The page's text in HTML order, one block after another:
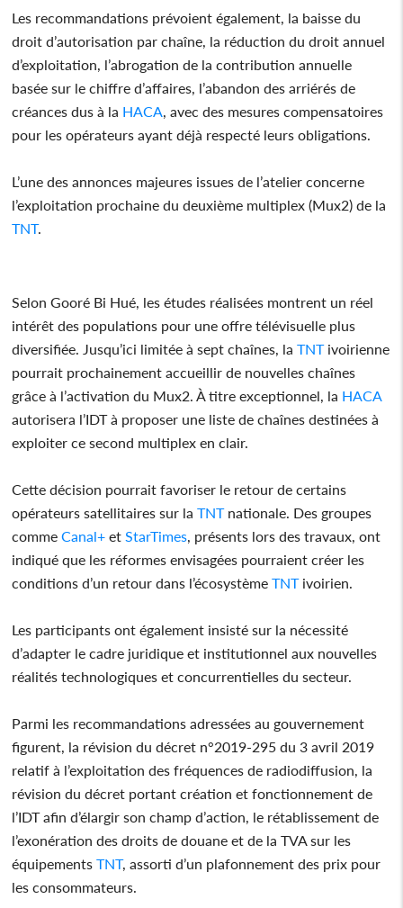
Les recommandations prévoient également, la baisse du
droit d’autorisation par chaîne, la réduction du droit annuel
d’exploitation, l’abrogation de la contribution annuelle
basée sur le chiffre d’affaires, l’abandon des arriérés de
créances dus à la HACA, avec des mesures compensatoires
pour les opérateurs ayant déjà respecté leurs obligations.
L’une des annonces majeures issues de l’atelier concerne
l’exploitation prochaine du deuxième multiplex (Mux2) de la
TNT.
Selon Gooré Bi Hué, les études réalisées montrent un réel
intérêt des populations pour une offre télévisuelle plus
diversifiée. Jusqu’ici limitée à sept chaînes, laTNTivoirienne
pourrait prochainement accueillir de nouvelles chaînes
grâce à l’activation du Mux2. À titre exceptionnel, la HACA
autorisera l’IDT à proposer une liste de chaînes destinées à
exploiter ce second multiplex en clair.
Cette décision pourrait favoriser le retour de certains
opérateurs satellitaires sur laTNTnationale. Des groupes
comme Canal+ et StarTimes, présents lors des travaux, ont
indiqué que les réformes envisagées pourraient créer les
conditions d’un retour dans l’écosystèmeTNTivoirien.
Les participants ont également insisté sur la nécessité
d’adapter le cadre juridique et institutionnel aux nouvelles
réalités technologiques et concurrentielles du secteur.
Parmi les recommandations adressées au gouvernement
figurent, la révision du décret n°2019-295 du 3 avril 2019
relatif à l’exploitation des fréquences de radiodiffusion, la
révision du décret portant création et fonctionnement de
l’IDT afin d’élargir son champ d’action, le rétablissement de
l’exonération des droits de douane et de la TVA sur les
équipementsTNT, assorti d’un plafonnement des prix pour
les consommateurs.